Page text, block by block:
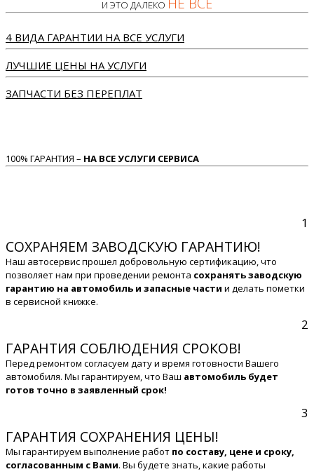
И ЭТО ДАЛЕКО
4 ВИДА ГАРАНТИИ НА ВСЕ УСЛУГИ
ЛУЧШИЕ ЦЕНЫ НА УСЛУГИ
ЗАПЧАСТИ БЕЗ ПЕРЕПЛАТ
100% ГАРАНТИЯ – НА ВСЕ УСЛУГИ СЕРВИСА
1
СОХРАНЯЕМ ЗАВОДСКУЮ ГАРАНТИЮ!
Наш автосервис прошел добровольную сертификацию, что
позволяет нам при проведении ремонта сохранять заводскую
гарантию на автомобиль и запасные части и делать пометки
в сервисной книжке.
2
ГАРАНТИЯ СОБЛЮДЕНИЯ СРОКОВ!
Перед ремонтом согласуем дату и время готовности Вашего
автомобиля. Мы гарантируем, что Ваш автомобиль будет
готов точно в заявленный срок!
3
ГАРАНТИЯ СОХРАНЕНИЯ ЦЕНЫ!
Мы гарантируем выполнение работ по составу, цене и сроку,
согласованным с Вами. Вы будете знать, какие работы